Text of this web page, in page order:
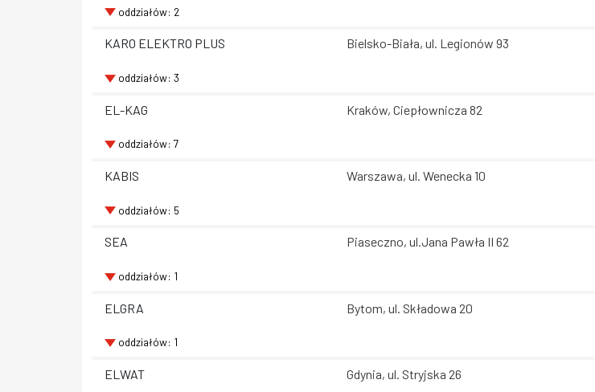
oddziałów: 2
KARO ELEKTRO PLUS Bielsko-Biała, ul. Legionów 93
oddziałów: 3
EL-KAG Kraków, Ciepłownicza 82
oddziałów: 7
KABIS Warszawa, ul. Wenecka 10
oddziałów: 5
SEA Piaseczno, ul.Jana Pawła II 62
oddziałów: 1
ELGRA Bytom, ul. Składowa 20
oddziałów: 1
ELWAT Gdynia, ul. Stryjska 26